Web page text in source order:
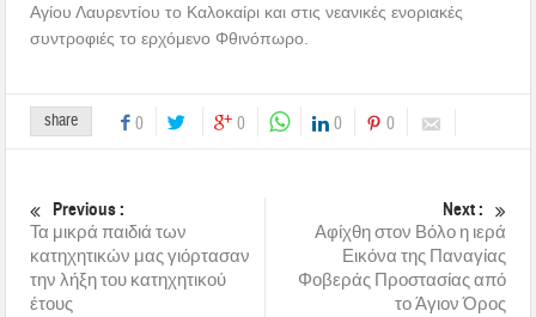
Αγίου Λαυρεντίου το Καλοκαίρι και στις νεανικές ενοριακές
συντροφιές το ερχόμενο Φθινόπωρο.
share 0 0 0 0
Previous :
Τα μικρά παιδιά των
κατηχητικών μας γιόρτασαν
την λήξη του κατηχητικού
έτους
Next :
Αφίχθη στον Βόλο η ιερά
Εικόνα της Παναγίας
Φοβεράς Προστασίας από
το Άγιον Όρος